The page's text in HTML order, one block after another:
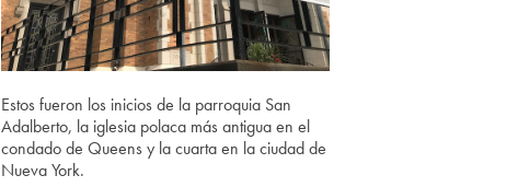
Estos fueron los inicios de la parroquia San
Adalberto, la iglesia polaca más antigua en el
condado de Queens y la cuarta en la ciudad de
Nueva York.